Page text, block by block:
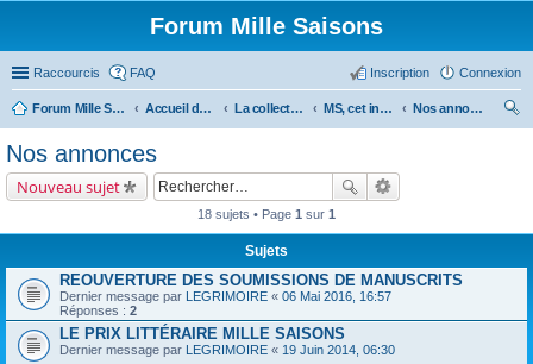
Forum Mille Saisons
Raccourcis FAQ Connexion
Inscription
Forum Mille Saisons Accueil du forum La collection Mille Saisons MS, cet inconnu !
Nos annonces
Nos annonces
Nouveau sujet
18 sujets • Page 1 sur 1
Sujets
REOUVERTURE DES SOUMISSIONS DE MANUSCRITS
Dernier message par LEGRIMOIRE « 06 Mai 2016, 16:57
Réponses : 2
LE PRIX LITTÉRAIRE MILLE SAISONS
Dernier message par LEGRIMOIRE « 19 Juin 2014, 06:30